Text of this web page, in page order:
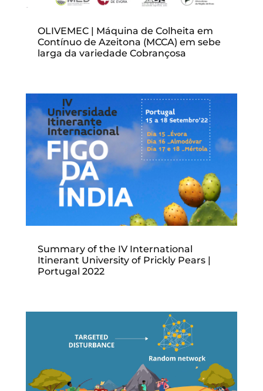
OLIVEMEC | Máquina de Colheita em
Contínuo de Azeitona (MCCA) em sebe
larga da variedade Cobrançosa
Summary of the IV International
Itinerant University of Prickly Pears |
Portugal 2022